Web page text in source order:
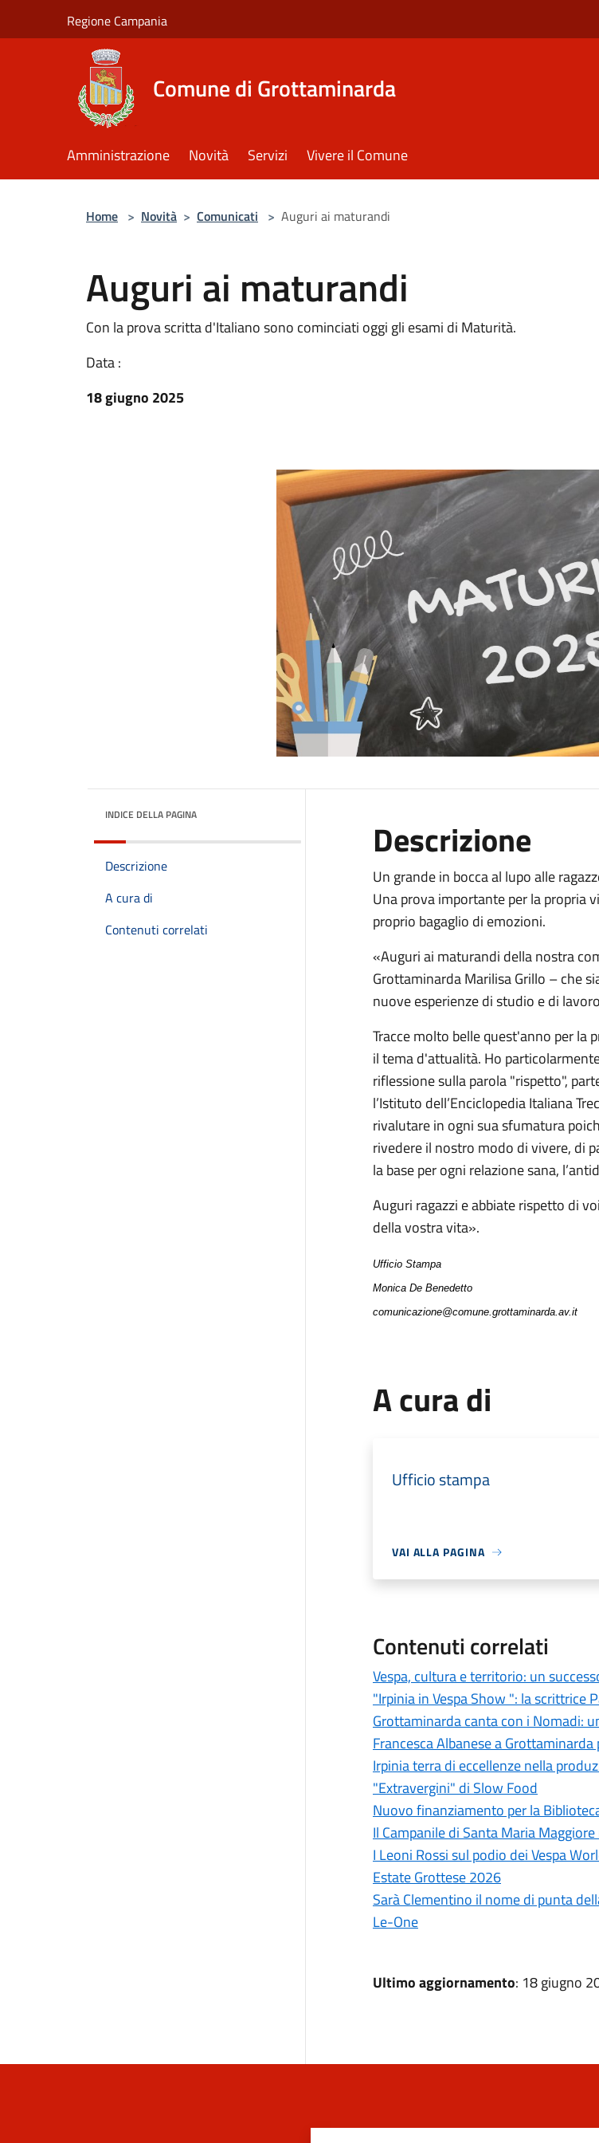
Regione Campania
Comune di Grottaminarda
Amministrazione Novità Servizi Vivere il Comune
Home > Novità > Comunicati > Auguri ai maturandi
Auguri ai maturandi
Con la prova scritta d'Italiano sono cominciati oggi gli esami di Maturità.
Data :
18 giugno 2025
INDICE DELLA PAGINA
Descrizione
A cura di
Contenuti correlati
Descrizione
Un grande in bocca al lupo alle
Una prova importante per la propria
proprio bagaglio di emozioni.
«Auguri ai maturandi della nostra
Grottaminarda Marilisa Grillo – che
nuove esperienze di studio e di
Tracce molto belle quest'anno per la
il tema d'attualità. Ho
riflessione sulla parola "rispetto",
l’Istituto dell’Enciclopedia Italiana
rivalutare in ogni sua sfumatura
rivedere il nostro modo di vivere, di
la base per ogni relazione sana,
Auguri ragazzi e abbiate rispetto di
della vostra vita».
Ufficio Stampa
Monica De Benedetto
comunicazione@comune.grottaminarda.av.it
A cura di
Ufficio stampa
VAI ALLA PAGINA
Contenuti correlati
Vespa, cultura e territorio: un
"Irpinia in Vespa Show ": la scrittrice
Grottaminarda canta con i Nomadi:
Francesca Albanese a
Irpinia terra di eccellenze nella
"Extravergini" di Slow Food
Nuovo finanziamento per la
Il Campanile di Santa Maria
I Leoni Rossi sul podio dei Vespa
Estate Grottese 2026
Sarà Clementino il nome di punta
Le-One
Ultimo aggiornamento: 18 giugno